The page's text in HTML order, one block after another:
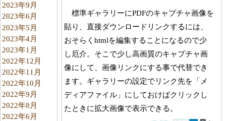
2023年9月
2023年6月
2023年5月
2023年4月
2023年1月
2022年12月
2022年11月
2022年10月
2022年9月
2022年8月
2022年6月
標準ギャラリーにPDFのキャプチャ画像を
貼り、直接ダウンロードリンクするには、
おそらくhtmlを編集することになるので少
し厄介。そこで少し高画質のキャプチャ画
像にして、画像リンクにする事で代替でき
ます。ギャラリーの設定でリンク先を「メ
ディアファイル」にしておけばクリックし
たときに拡大画像で表示できる。